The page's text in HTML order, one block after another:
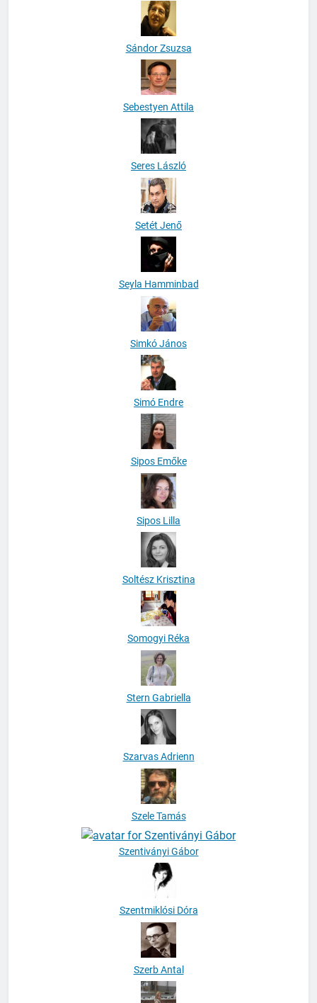
Sándor Zsuzsa
Sebestyen Attila
Seres László
Setét Jenő
Seyla Hamminbad
Simkó János
Simó Endre
Sipos Emőke
Sipos Lilla
Soltész Krisztina
Somogyi Réka
Stern Gabriella
Szarvas Adrienn
Szele Tamás
Szentiványi Gábor
Szentmiklósi Dóra
Szerb Antal